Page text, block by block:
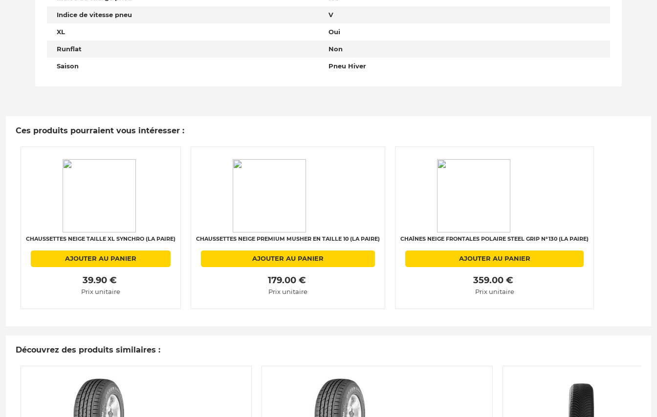
Indice de vitesse pneu V
XL Oui
Runflat Non
Saison Pneu Hiver
Ces produits pourraient vous intéresser :
CHAUSSETTES NEIGE TAILLE XL SYNCHRO (LA PAIRE)
AJOUTER AU PANIER
39.90 €
Prix unitaire
CHAUSSETTES NEIGE PREMIUM MUSHER EN TAILLE 10 (LA PAIRE)
AJOUTER AU PANIER
179.00 €
Prix unitaire
CHAÎNES NEIGE FRONTALES POLAIRE STEEL GRIP N°130 (LA PAIRE)
AJOUTER AU PANIER
359.00 €
Prix unitaire
Découvrez des produits similaires :